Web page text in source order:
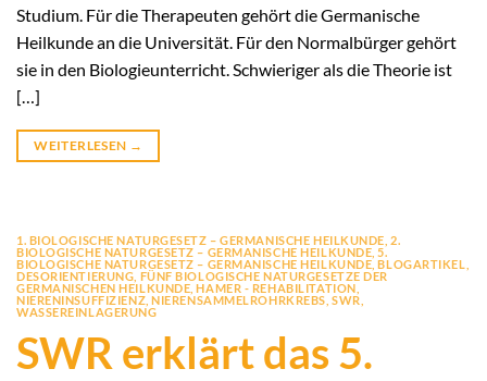
Studium. Für die Therapeuten gehört die Germanische
Heilkunde an die Universität. Für den Normalbürger gehört
sie in den Biologieunterricht. Schwieriger als die Theorie ist
[…]
WEITERLESEN →
1. BIOLOGISCHE NATURGESETZ – GERMANISCHE HEILKUNDE ,2.
BIOLOGISCHE NATURGESETZ – GERMANISCHE HEILKUNDE ,5.
BIOLOGISCHE NATURGESETZ – GERMANISCHE HEILKUNDE ,BLOGARTIKEL
DESORIENTIERUNG FÜNF BIOLOGISCHE NATURGESETZE DER
GERMANISCHEN HEILKUNDE ,HAMER - REHABILITATION
NIERENINSUFFIZIENZ ,NIERENSAMMELROHRKREBS ,SWR
WASSEREINLAGERUNG
SWR erklärt das 5.